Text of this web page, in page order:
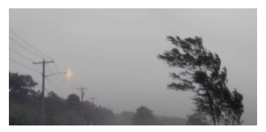
Івано-Франківськ
Харків
Донбас